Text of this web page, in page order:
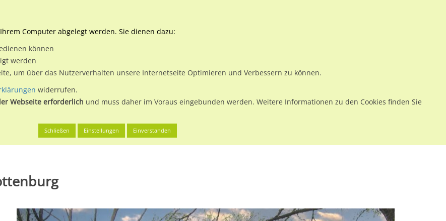
Buchen Plakatwerbung
Salzufer 16 gg li
Computer abgelegt werden. Sie dienen dazu:
können
werden
um über das Nutzerverhalten unsere Internetseite Optimieren und Verbessern zu können.
widerrufen.
Webseite erforderlich und muss daher im Voraus eingebunden werden. Weitere Informationen zu den Cookies finden Sie
Schließen Einstellungen Einverstanden